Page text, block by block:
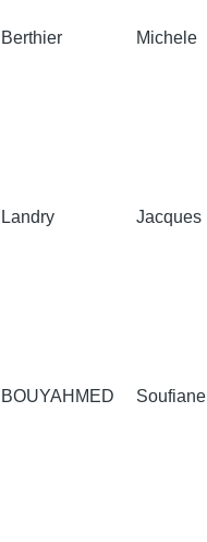
Berthier Michele
Landry Jacques
BOUYAHMED Soufiane